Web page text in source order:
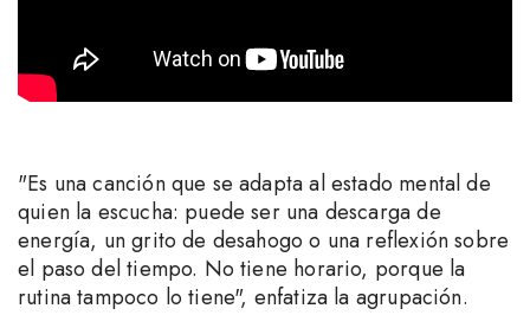
"Es una canción que se adapta al estado mental de
quien la escucha: puede ser una descarga de
energía, un grito de desahogo o una reflexión sobre
el paso del tiempo. No tiene horario, porque la
rutina tampoco lo tiene", enfatiza la agrupación.